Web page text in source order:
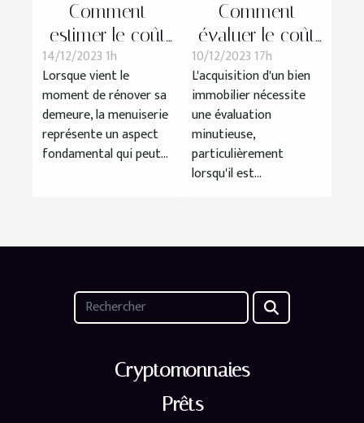
Comment
estimer le coût
de vos travaux
de menuiserie
pour une
rénovation de
maison
14/12/2023 1h
Lorsque vient le
moment de rénover sa
demeure, la menuiserie
représente un aspect
fondamental qui peut...
Comment
évaluer le coût
d'une rénovation
avant d'acheter
un bien
immobilier
10/12/2023 17h
L'acquisition d'un bien
immobilier nécessite
une évaluation
minutieuse,
particulièrement
lorsqu'il est...
Cryptomonnaies
Prêts